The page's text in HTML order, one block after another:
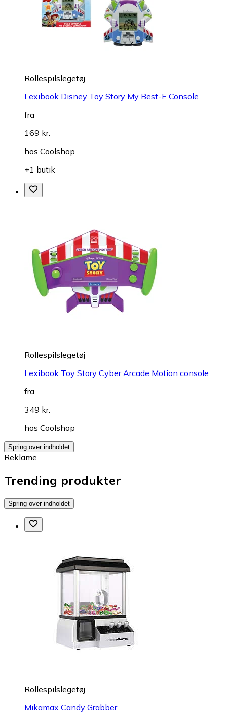
Rollespilslegetøj
Lexibook Disney Toy Story My Best-E Console
fra
169 kr.
hos Coolshop
+1 butik
Rollespilslegetøj
Lexibook Toy Story Cyber Arcade Motion console
fra
349 kr.
hos Coolshop
Spring over indholdet
Reklame
Trending produkter
Spring over indholdet
Rollespilslegetøj
Mikamax Candy Grabber